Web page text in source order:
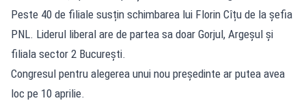
Peste 40 de filiale susțin schimbarea lui Florin Cîțu de la șefia
PNL. Liderul liberal are de partea sa doar Gorjul, Argeșul și
filiala sector 2 București.
Congresul pentru alegerea unui nou președinte ar putea avea
loc pe 10 aprilie.